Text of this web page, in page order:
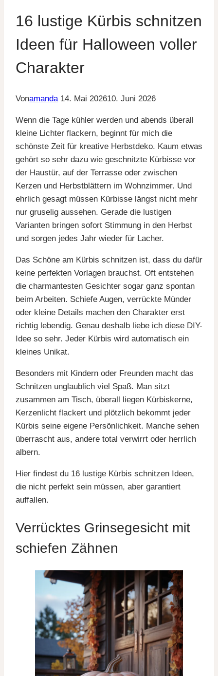
16 lustige Kürbis schnitzen
Ideen für Halloween voller
Charakter
Vonamanda 14. Mai 202610. Juni 2026
Wenn die Tage kühler werden und abends überall
kleine Lichter flackern, beginnt für mich die
schönste Zeit für kreative Herbstdeko. Kaum etwas
gehört so sehr dazu wie geschnitzte Kürbisse vor
der Haustür, auf der Terrasse oder zwischen
Kerzen und Herbstblättern im Wohnzimmer. Und
ehrlich gesagt müssen Kürbisse längst nicht mehr
nur gruselig aussehen. Gerade die lustigen
Varianten bringen sofort Stimmung in den Herbst
und sorgen jedes Jahr wieder für Lacher.
Das Schöne am Kürbis schnitzen ist, dass du dafür
keine perfekten Vorlagen brauchst. Oft entstehen
die charmantesten Gesichter sogar ganz spontan
beim Arbeiten. Schiefe Augen, verrückte Münder
oder kleine Details machen den Charakter erst
richtig lebendig. Genau deshalb liebe ich diese DIY-
Idee so sehr. Jeder Kürbis wird automatisch ein
kleines Unikat.
Besonders mit Kindern oder Freunden macht das
Schnitzen unglaublich viel Spaß. Man sitzt
zusammen am Tisch, überall liegen Kürbiskerne,
Kerzenlicht flackert und plötzlich bekommt jeder
Kürbis seine eigene Persönlichkeit. Manche sehen
überrascht aus, andere total verwirrt oder herrlich
albern.
Hier findest du 16 lustige Kürbis schnitzen Ideen,
die nicht perfekt sein müssen, aber garantiert
auffallen.
Verrücktes Grinsegesicht mit
schiefen Zähnen